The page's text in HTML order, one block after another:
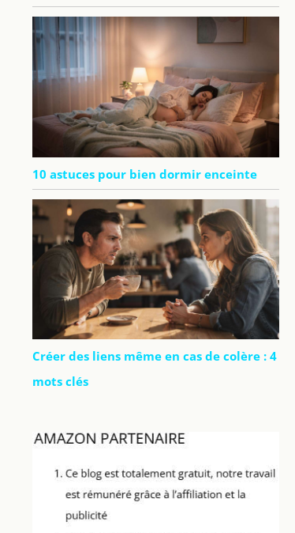
10 astuces pour bien dormir enceinte
Créer des liens même en cas de colère : 4
mots clés